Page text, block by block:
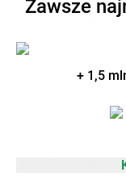
Poniedziałek:
Wtorek:
9
Zawsze
+ 1,5